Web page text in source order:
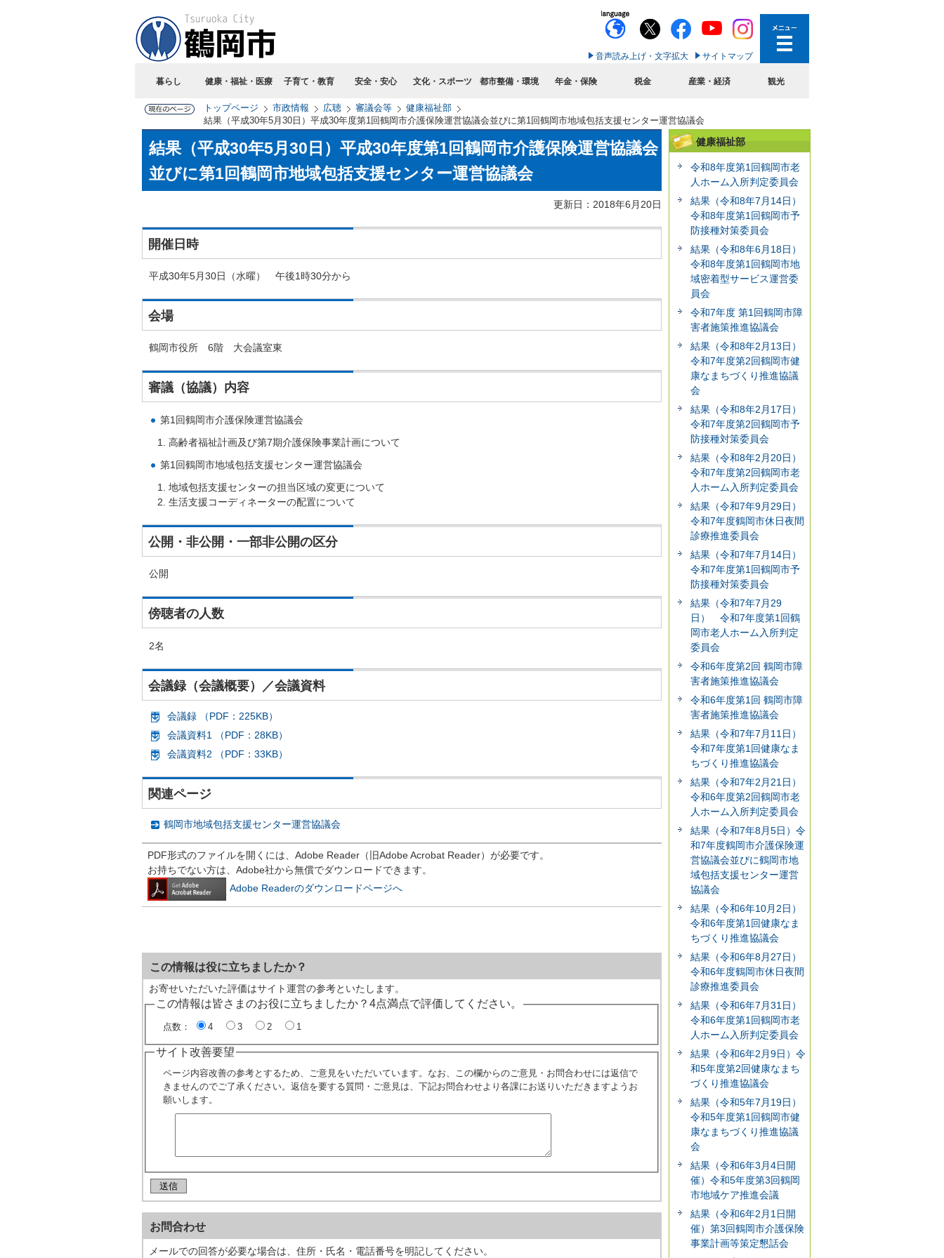
音声読み上げ・文字拡大 サイトマップ
暮らし 健康・福祉・医療 子育て・教育 安全・安心 文化・スポーツ 都市整備・環境 年金・保険 税金 産業・経済 観光
トップページ 市政情報 広聴 審議会等
健康福祉部
結果（平成30年5月30日）平成30年度第1回鶴岡市介護保険運営協議会並びに第1回鶴岡市地域包括支援センター運営協議会
結果（平成30年5月30日）平成30年度第1回鶴岡市介護保険運営協議会
並びに第1回鶴岡市地域包括支援センター運営協議会
更新日：2018年6月20日
開催日時
平成30年5月30日（水曜） 午後1時30分から
会場
鶴岡市役所 6階 大会議室東
審議（協議）内容
第1回鶴岡市介護保険運営協議会
高齢者福祉計画及び第7期介護保険事業計画について
第1回鶴岡市地域包括支援センター運営協議会
地域包括支援センターの担当区域の変更について
生活支援コーディネーターの配置について
公開・非公開・一部非公開の区分
公開
傍聴者の人数
2名
会議録（会議概要）／会議資料
会議録 （PDF：225KB）
会議資料1 （PDF：28KB）
会議資料2 （PDF：33KB）
関連ページ
鶴岡市地域包括支援センター運営協議会
PDF形式のファイルを開くには、Adobe Reader（旧Adobe Acrobat Reader）が必要です。
お持ちでない方は、Adobe社から無償でダウンロードできます。
Adobe Readerのダウンロードページへ
この情報は役に立ちましたか？
お寄せいただいた評価はサイト運営の参考といたします。
この情報は皆さまのお役に立ちましたか？4点満点で評価してください。
点数： 4 3 2 1
サイト改善要望
ページ内容改善の参考とするため、ご意見をいただいています。なお、この欄からのご意見・お問合わせには返信で
きませんのでご了承ください。返信を要する質問・ご意見は、下記お問合わせより各課にお送りいただきますようお
願いします。
お問合わせ
メールでの回答が必要な場合は、住所・氏名・電話番号を明記してください。
健康福祉部
令和8年度第1回鶴岡市老
人ホーム入所判定委員会
結果（令和8年7月14日）
令和8年度第1回鶴岡市予
防接種対策委員会
結果（令和8年6月18日）
令和8年度第1回鶴岡市地
域密着型サービス運営委
員会
令和7年度 第1回鶴岡市障
害者施策推進協議会
結果（令和8年2月13日）
令和7年度第2回鶴岡市健
康なまちづくり推進協議
会
結果（令和8年2月17日）
令和7年度第2回鶴岡市予
防接種対策委員会
結果（令和8年2月20日）
令和7年度第2回鶴岡市老
人ホーム入所判定委員会
結果（令和7年9月29日）
令和7年度鶴岡市休日夜間
診療推進委員会
結果（令和7年7月14日）
令和7年度第1回鶴岡市予
防接種対策委員会
結果（令和7年7月29
日） 令和7年度第1回鶴
岡市老人ホーム入所判定
委員会
令和6年度第2回 鶴岡市障
害者施策推進協議会
令和6年度第1回 鶴岡市障
害者施策推進協議会
結果（令和7年7月11日）
令和7年度第1回健康なま
ちづくり推進協議会
結果（令和7年2月21日）
令和6年度第2回鶴岡市老
人ホーム入所判定委員会
結果（令和7年8月5日）令
和7年度鶴岡市介護保険運
営協議会並びに鶴岡市地
域包括支援センター運営
協議会
結果（令和6年10月2日）
令和6年度第1回健康なま
ちづくり推進協議会
結果（令和6年8月27日）
令和6年度鶴岡市休日夜間
診療推進委員会
結果（令和6年7月31日）
令和6年度第1回鶴岡市老
人ホーム入所判定委員会
結果（令和6年2月9日）令
和5年度第2回健康なまち
づくり推進協議会
結果（令和5年7月19日）
令和5年度第1回鶴岡市健
康なまちづくり推進協議
会
結果（令和6年3月4日開
催）令和5年度第3回鶴岡
市地域ケア推進会議
結果（令和6年2月1日開
催）第3回鶴岡市介護保険
事業計画等策定懇話会